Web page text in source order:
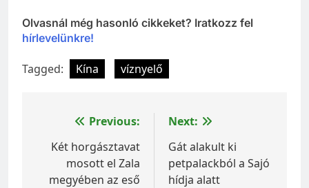
Olvasnál még hasonló cikkeket? Iratkozz fel
hírlevelünkre!
Tagged: Kína víznyelő
Bejegyzés
navigáció
Previous:
Két horgásztavat
mosott el Zala
megyében az eső
Next:
Gát alakult ki
petpalackból a Sajó
hídja alatt